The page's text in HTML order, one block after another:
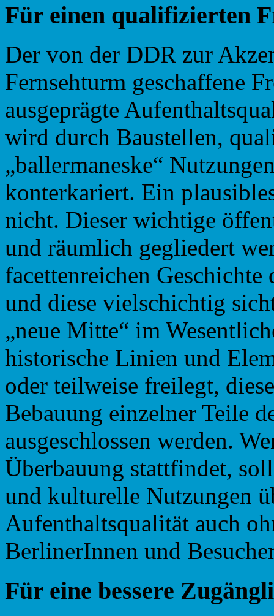
Für einen qualifizierten
Der von der DDR zur
Fernsehturm geschaffene
ausgeprägte
wird durch Baustellen,
„ballermaneske“
konterkariert. Ein
nicht. Dieser wichtige
und räumlich gegliedert
facettenreichen Geschichte
und diese vielschichtig
„neue Mitte“ im
historische Linien und
oder teilweise freilegt,
Bebauung einzelner Teile
ausgeschlossen werden.
Überbauung stattfindet,
und kulturelle Nutzungen
Aufenthaltsqualität auch
BerlinerInnen und
Für eine bessere